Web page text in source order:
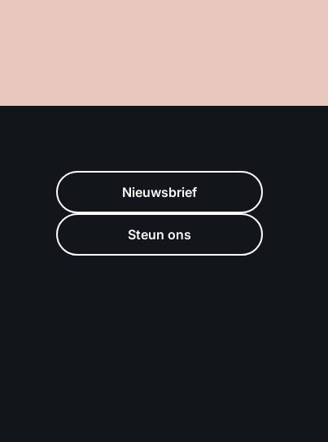
Nieuwsbrief
Steun ons